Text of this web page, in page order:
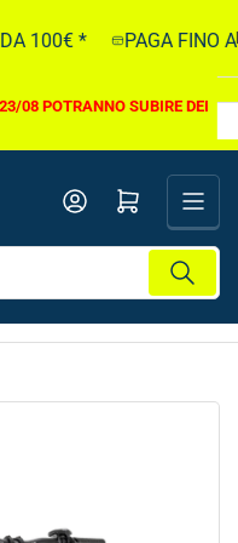
100€ * PAGA FINO A
08 POTRANNO SUBIRE DEI
Apri il mini carrello